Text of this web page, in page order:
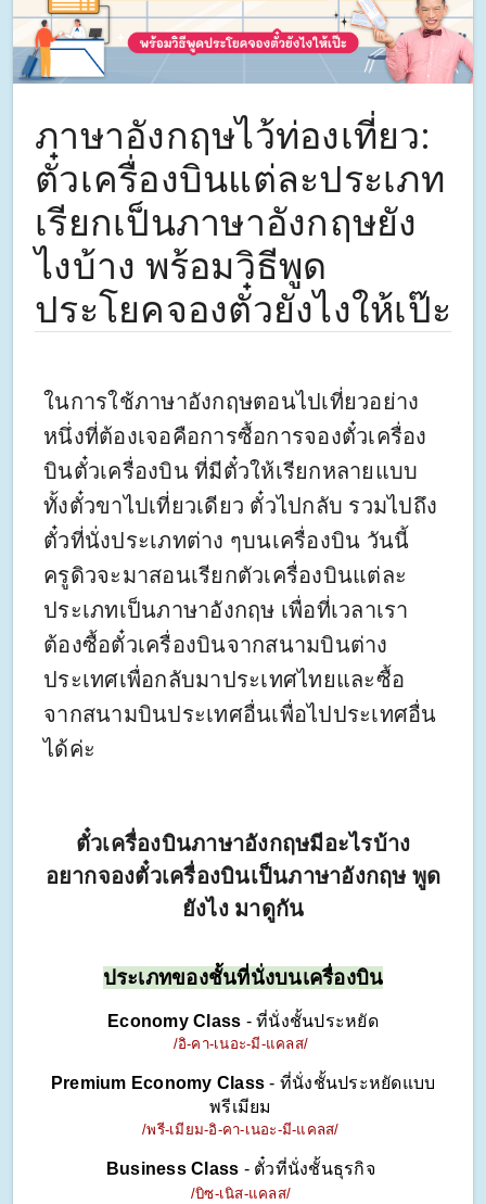
ภาษาอังกฤษไว้ท่องเที่ยว:
ตั๋วเครื่องบินแต่ละประเภท
เรียกเป็นภาษาอังกฤษยัง
ไงบ้าง พร้อมวิธีพูด
ประโยคจองตั๋วยังไงให้เป๊ะ
ในการใช้ภาษาอังกฤษตอนไปเที่ยวอย่าง
หนึ่งที่ต้องเจอคือการซื้อการจองตั๋วเครื่อง
บินตั๋วเครื่องบิน ที่มีตั๋วให้เรียกหลายแบบ
ทั้งตั๋วขาไปเที่ยวเดียว ตั๋วไปกลับ รวมไปถึง
ตั๋วที่นั่งประเภทต่าง ๆบนเครื่องบิน วันนี้
ครูดิวจะมาสอนเรียกตัวเครื่องบินแต่ละ
ประเภทเป็นภาษาอังกฤษ เพื่อที่เวลาเรา
ต้องซื้อตั๋วเครื่องบินจากสนามบินต่าง
ประเทศเพื่อกลับมาประเทศไทยและซื้อ
จากสนามบินประเทศอื่นเพื่อไปประเทศอื่น
ได้ค่ะ
ตั๋วเครื่องบินภาษาอังกฤษมีอะไรบ้าง
อยากจองตั๋วเครื่องบินเป็นภาษาอังกฤษ พูด
ยังไง มาดูกัน
ประเภทของชั้นที่นั่งบนเครื่องบิน
Economy Class - ที่นั่งชั้นประหยัด
/อิ-คา-เนอะ-มี-แคลส/
Premium Economy Class - ที่นั่งชั้นประหยัดแบบ
พรีเมียม
/พรี-เมียม-อิ-คา-เนอะ-มี-แคลส/
Business Class - ตั๋วที่นั่งชั้นธุรกิจ
/บิซ-เนิส-แคลส/